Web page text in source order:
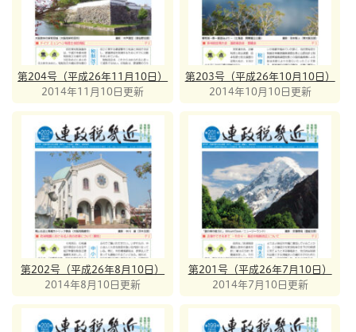
第204号（平成26年11月10日）
2014年11月10日更新
第203号（平成26年10月10日）
2014年10月10日更新
第202号（平成26年8月10日）
2014年8月10日更新
第201号（平成26年7月10日）
2014年7月10日更新